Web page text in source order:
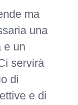
ma
una
e un
servirà
di
e di